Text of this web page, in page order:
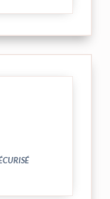
sont
au système
PayPlug.